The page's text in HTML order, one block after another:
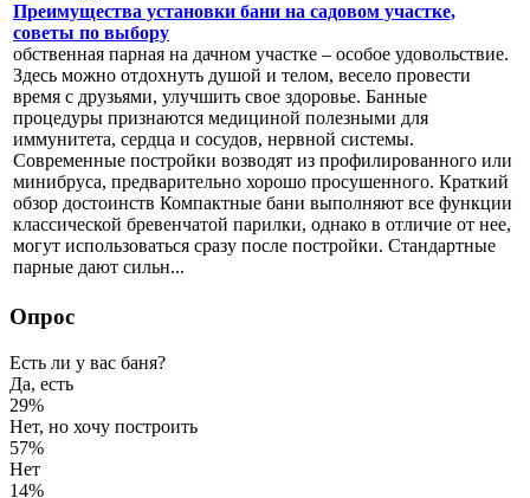
Преимущества установки бани на садовом участке,
советы по выбору
обственная парная на дачном участке – особое удовольствие.
Здесь можно отдохнуть душой и телом, весело провести
время с друзьями, улучшить свое здоровье. Банные
процедуры признаются медициной полезными для
иммунитета, сердца и сосудов, нервной системы.
Современные постройки возводят из профилированного или
минибруса, предварительно хорошо просушенного. Краткий
обзор достоинств Компактные бани выполняют все функции
классической бревенчатой парилки, однако в отличие от нее,
могут использоваться сразу после постройки. Стандартные
парные дают сильн...
Опрос
Есть ли у вас баня?
Да, есть
29%
Нет, но хочу построить
57%
Нет
14%